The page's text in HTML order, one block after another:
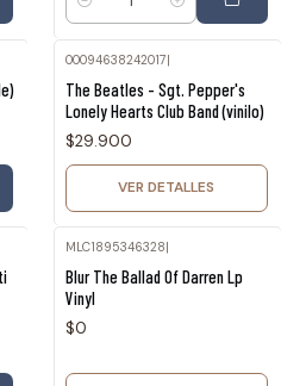
Cantidad
00094638242017|
The Beatles - Sgt. Pepper's
Lonely Hearts Club Band (vinilo)
$29.900
VER DETALLES
MLC1895346328
Blur The Ballad Of Darren Lp
Vinyl
$0